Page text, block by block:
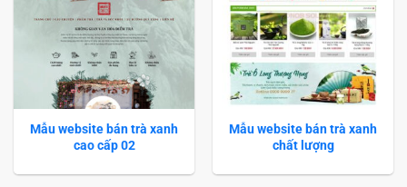
Mẫu website bán trà xanh
cao cấp 02
Mẫu website bán trà xanh
chất lượng